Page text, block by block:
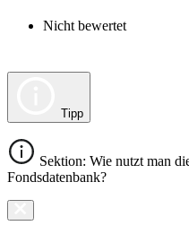
Nicht bewertet
Tipp
Sektion: Wie nutzt man
Fondsdatenbank?